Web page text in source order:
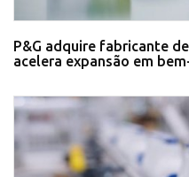
P&G adquire fabricante
acelera expansão em